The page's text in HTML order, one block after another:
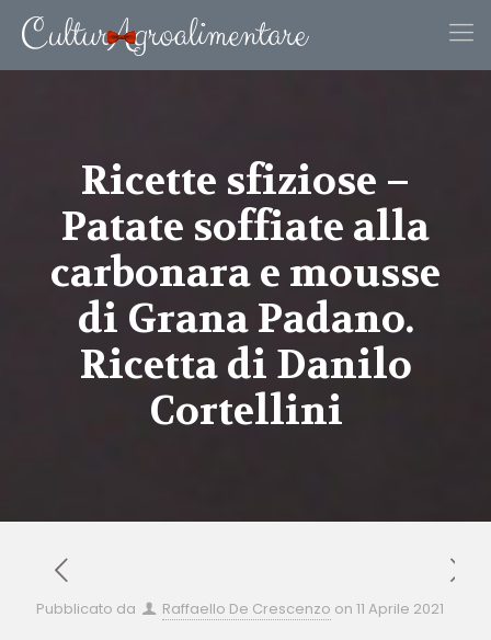
Ricette sfiziose –
Patate soffiate alla
carbonara e mousse
di Grana Padano.
Ricetta di Danilo
Cortellini
Pubblicato da Raffaello De Crescenzo on 11 Aprile 2021